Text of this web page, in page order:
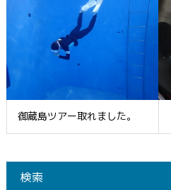
御蔵島ツアー取れました。
検索